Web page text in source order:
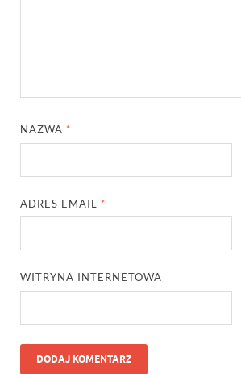
NAZWA *
ADRES EMAIL *
WITRYNA INTERNETOWA